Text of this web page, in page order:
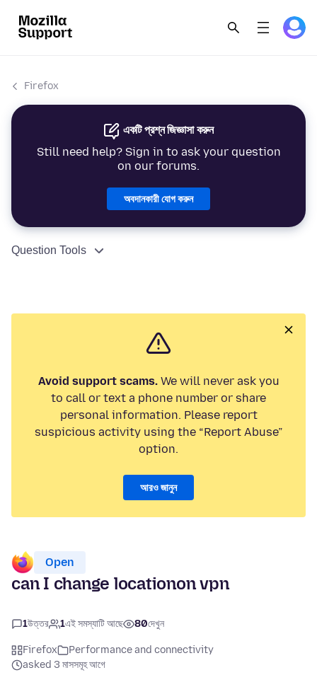
Firefox
একটি প্রশ্ন জিজ্ঞাসা করুন
Still need help? Sign in to ask your question
on our forums.
অবদানকারী যোগ করুন
Question Tools
Avoid support scams.We will never ask you
to call or text a phone number or share
personal information. Please report
suspicious activity using the “Report Abuse”
option.
আরও জানুন
Open
can I change locationon vpn
1উত্তর 1এই সমস্যাটি আছে 80দেখুন
Firefox
Performance and connectivity
asked 3 মাসসমূহ আগে